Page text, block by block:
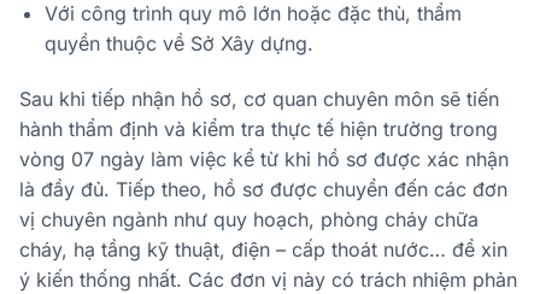
Với công trình quy mô lớn hoặc đặc thù, thẩm
quyền thuộc về Sở Xây dựng.
Sau khi tiếp nhận hồ sơ, cơ quan chuyên môn sẽ tiến
hành thẩm định và kiểm tra thực tế hiện trường trong
vòng 07 ngày làm việc kể từ khi hồ sơ được xác nhận
là đầy đủ. Tiếp theo, hồ sơ được chuyển đến các đơn
vị chuyên ngành như quy hoạch, phòng cháy chữa
cháy, hạ tầng kỹ thuật, điện – cấp thoát nước… để xin
ý kiến thống nhất. Các đơn vị này có trách nhiệm phản